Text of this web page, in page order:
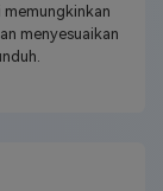
memungkinkan
menyesuaikan